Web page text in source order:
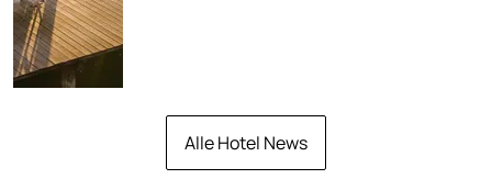
Alle Hotel News